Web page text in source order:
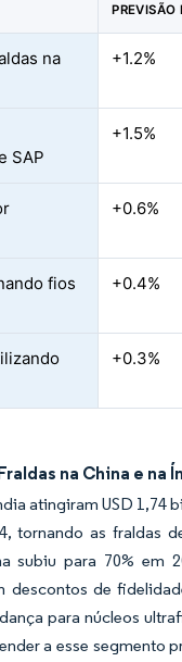
PREVISÃO
na
+1.2%
SAP
+1.5%
+0.6%
fios
+0.4%
+0.3%
na China e na
atingiram USD 1,74
tornando as fraldas
subiu para 70% em
descontos de
para núcleos
a esse segmento